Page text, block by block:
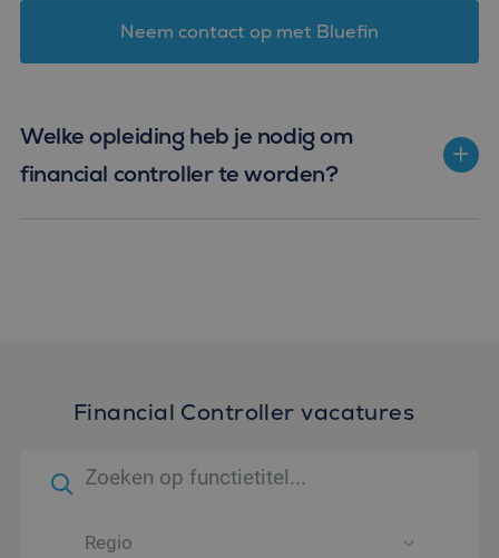
Neem contact op met Bluefin
Welke opleiding heb je nodig om
financial controller te worden?
Financial Controller vacatures